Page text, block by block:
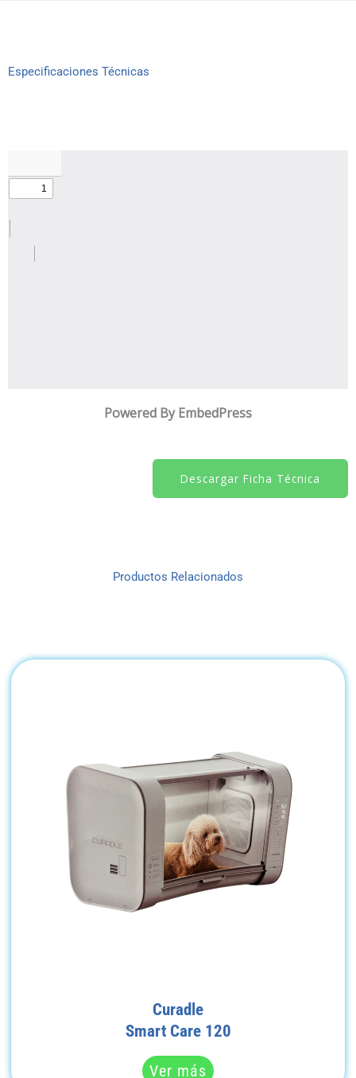
Especificaciones Técnicas
Powered By EmbedPress
Descargar Ficha Técnica
Productos Relacionados
Curadle
Smart Care 120
Ver más